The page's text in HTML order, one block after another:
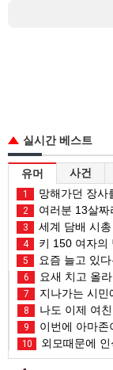
실시간 베스트
유머 사건
1 망해가던 장사
2 여러분 13살짜
3 세계 담배 시
4 키 150 여자의
5 요즘 늘고 있
6 요새 치고 올
7 지나가는 시민
8 나도 이제 여
9 이번에 아마존
10 외모때문에